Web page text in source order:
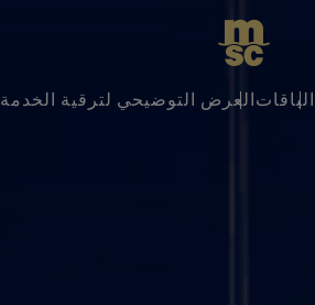
الباقات العرض التوضيحي لترقية الخدمة